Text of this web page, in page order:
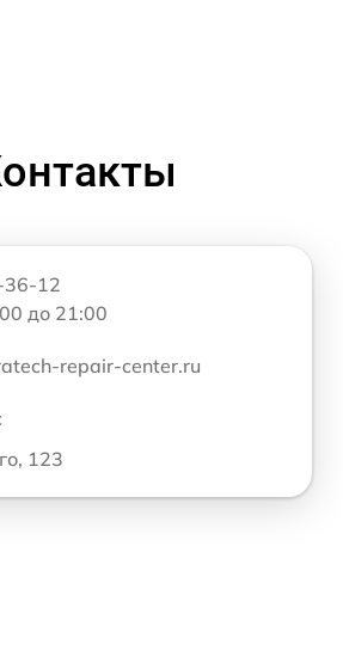
36-12
до 21:00
repair-center.ru
123